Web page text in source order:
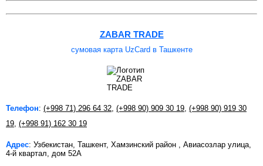
ZABAR TRADE
сумовая карта UzCard в Ташкенте
Телефон: (+998 71) 296 64 32, (+998 90) 909 30 19, (+998 90) 919 30
19, (+998 91) 162 30 19
Адрес: Узбекистан, Ташкент, Хамзинский район , Авиасозлар улица,
4-й квартал, дом 52А